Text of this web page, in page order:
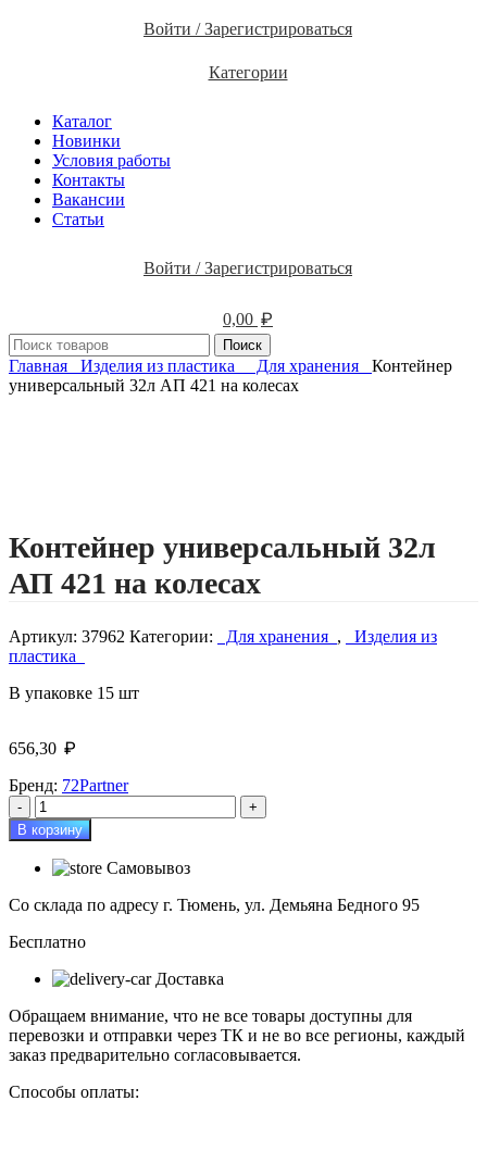
Войти / Зарегистрироваться
Категории
Каталог
Новинки
Условия работы
Контакты
Вакансии
Статьи
Войти / Зарегистрироваться
0,00 ₽
Поиск
Главная Изделия из пластика Для хранения Контейнер
универсальный 32л АП 421 на колесах
Контейнер универсальный 32л
АП 421 на колесах
Артикул: 37962 Категории: Для хранения ,
Изделия из
пластика
В упаковке 15 шт
656,30 ₽
Бренд: 72Partner
Количество
товара
Контейнер
универсальный
32л
АП
на
В корзину
Самовывоз
Со склада по адресу г. Тюмень, ул. Демьяна Бедного 95
Бесплатно
Доставка
Обращаем внимание, что не все товары доступны для
перевозки и отправки через ТК и не во все регионы, каждый
заказ предварительно согласовывается.
Способы оплаты: